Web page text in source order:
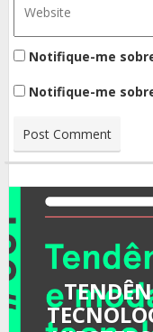
Notifique-me
Notifique-me